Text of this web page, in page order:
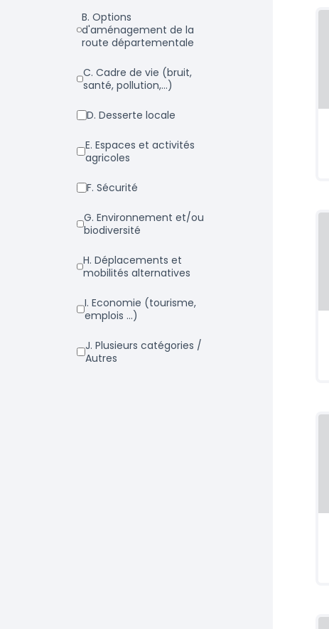
b. Options
d'aménagement de la
route départementale
c. Cadre de vie (bruit,
santé, pollution,...)
d. Desserte locale
e. Espaces et activités
agricoles
f. Sécurité
g. Environnement et/ou
biodiversité
h. Déplacements et
mobilités alternatives
i. Economie (tourisme,
emplois ...)
j. Plusieurs catégories /
Autres